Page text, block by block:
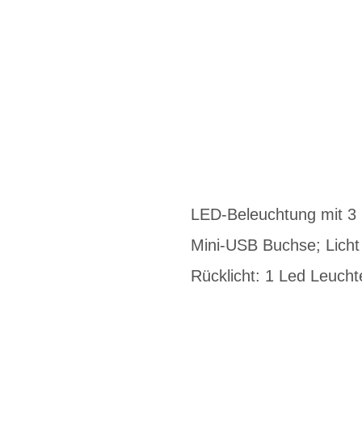
LED-Beleuchtung mit
Mini-USB Buchse;
Rücklicht: 1 Led